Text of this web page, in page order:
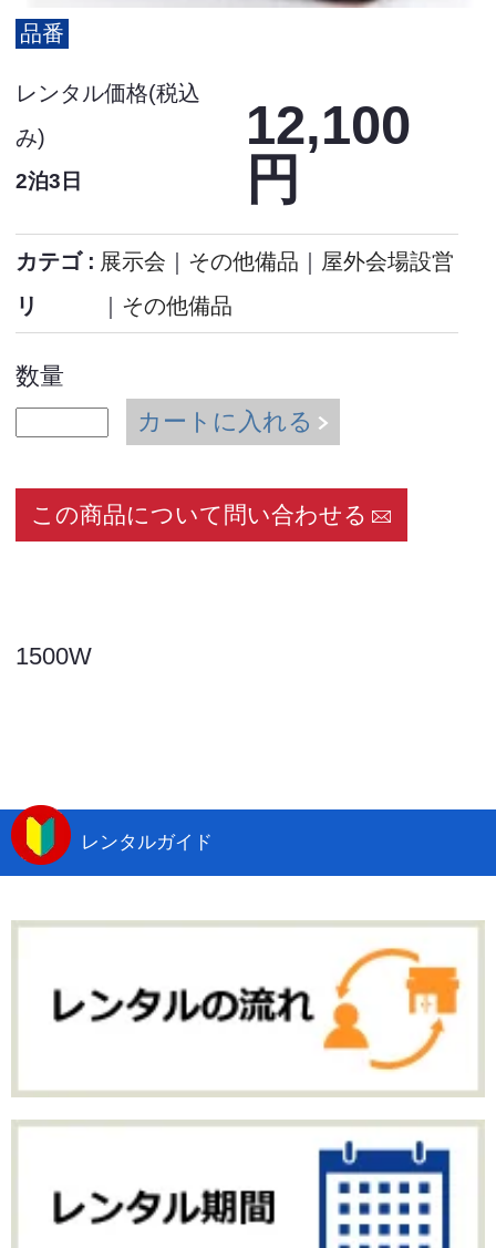
品番
レンタル価格(税込
み)
2泊3日
12,100
円
カテゴ
リ
展示会 ｜ その他備品 ｜ 屋外会場設営
｜ その他備品
数量
カートに入れる
この商品について問い合わせる
1500W
レンタルガイド